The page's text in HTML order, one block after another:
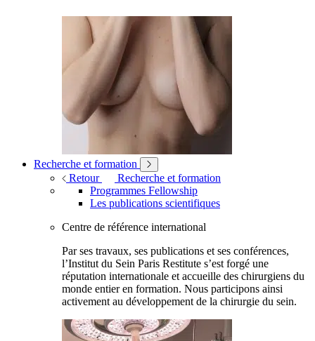
Recherche et formation
Retour
Recherche et formation
Programmes Fellowship
Les publications scientifiques
Centre de référence international
Par ses travaux, ses publications et ses conférences,
l’Institut du Sein Paris Restitute s’est forgé une
réputation internationale et accueille des chirurgiens du
monde entier en formation. Nous participons ainsi
activement au développement de la chirurgie du sein.